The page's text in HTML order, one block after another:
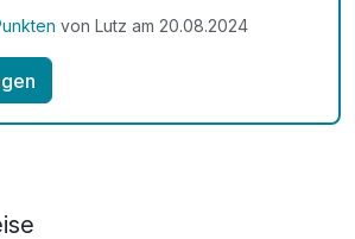
Großgarage, deren Automatiktor
man innerhalb von zwei
des Ortes.
von Lutz am 20.08.2024